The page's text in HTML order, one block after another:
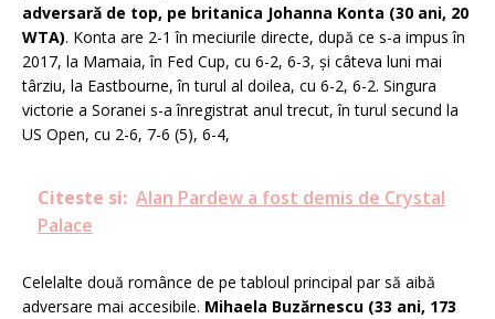
adversară de top, pe britanica Johanna Konta (30 ani, 20
WTA). Konta are 2-1 în meciurile directe, după ce s-a impus în
2017, la Mamaia, în Fed Cup, cu 6-2, 6-3, şi câteva luni mai
târziu, la Eastbourne, în turul al doilea, cu 6-2, 6-2. Singura
victorie a Soranei s-a înregistrat anul trecut, în turul secund la
US Open, cu 2-6, 7-6 (5), 6-4,
Citeste si: Alan Pardew a fost demis de Crystal
Palace
Celelalte două românce de pe tabloul principal par să aibă
adversare mai accesibile. Mihaela Buzărnescu (33 ani, 173